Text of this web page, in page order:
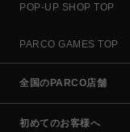
POP-UP SHOP TOP
PARCO GAMES TOP
全国のPARCO店舗
初めてのお客様へ